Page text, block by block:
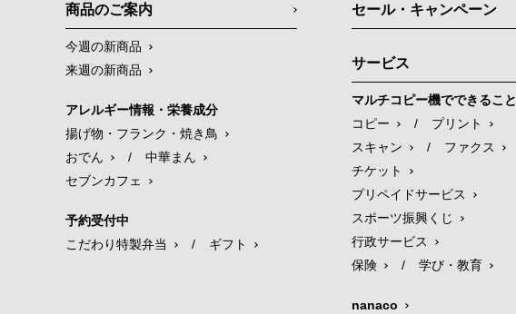
商品のご案内
今週の新商品
来週の新商品
アレルギー情報・栄養成分
揚げ物・フランク・焼き鳥
おでん
/
中華まん
セブンカフェ
予約受付中
こだわり特製弁当
/ ギフト
セール・キャンペーン
サービス
マルチコピー機でできること
コピー
/
プリント
スキャン
/
ファクス
チケット
プリペイドサービス
スポーツ振興くじ
行政サービス
保険
/ 学び・教育
nanaco